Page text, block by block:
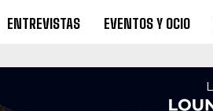
ENTREVISTAS EVENTOS Y OCIO